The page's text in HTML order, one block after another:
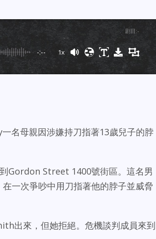
剧目 :-
-:-- 1x
Powered By
名母親因涉嫌持刀指著13歲兒子的脖
Gordon Street 1400號街區。這名男
一次爭吵中用刀指著他的脖子並威脅
出來，但她拒絕。危機談判成員來到